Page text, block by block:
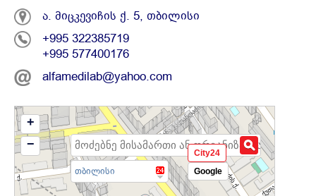
ა. მიცკევიჩის ქ. 5, თბილისი
+995 322385719
+995 577400176
alfamedilab@yahoo.com
თბილისი
+
−
City24
Google